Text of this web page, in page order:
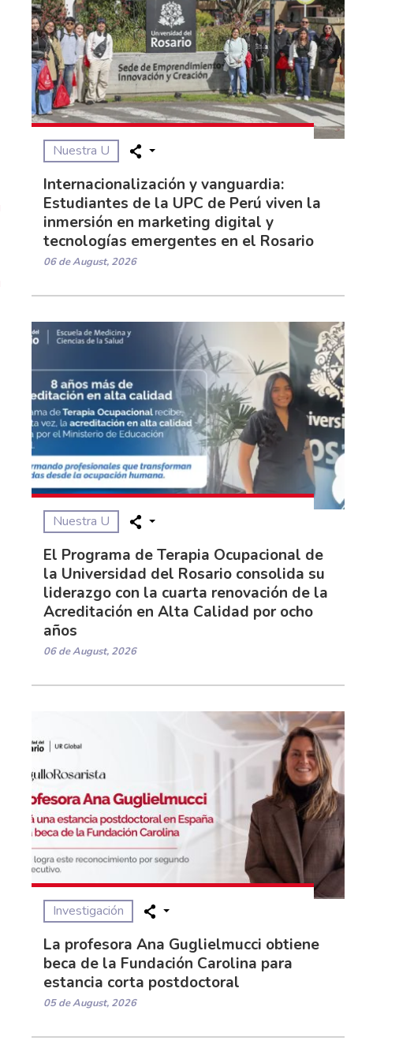
Nuestra U
Internacionalización y vanguardia:
Estudiantes de la UPC de Perú viven la
inmersión en marketing digital y
tecnologías emergentes en el Rosario
06 de August, 2026
Nuestra U
El Programa de Terapia Ocupacional de
la Universidad del Rosario consolida su
liderazgo con la cuarta renovación de la
Acreditación en Alta Calidad por ocho
años
06 de August, 2026
Investigación
La profesora Ana Guglielmucci obtiene
beca de la Fundación Carolina para
estancia corta postdoctoral
05 de August, 2026